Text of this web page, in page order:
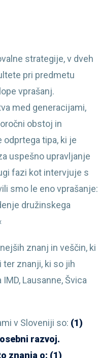
strategije, v dveh
pri predmetu
vprašanj.
med generacijami,
obstoj in
tipa, ki je
uspešno upravljanje
fazi kot intervjuje s
smo le eno vprašanje:
družinskega
znanj in veščin, ki
znanji, ki so jih
Lausanne, Švica
v Sloveniji so: (1)
razvoj.
znanja o: (1)